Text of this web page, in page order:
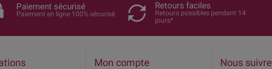
Paiement sécurisé
Paiement en ligne 100% sécurisé
Retours faciles
Retours possibles pendant 14
jours*
Mon compte Nous suivre